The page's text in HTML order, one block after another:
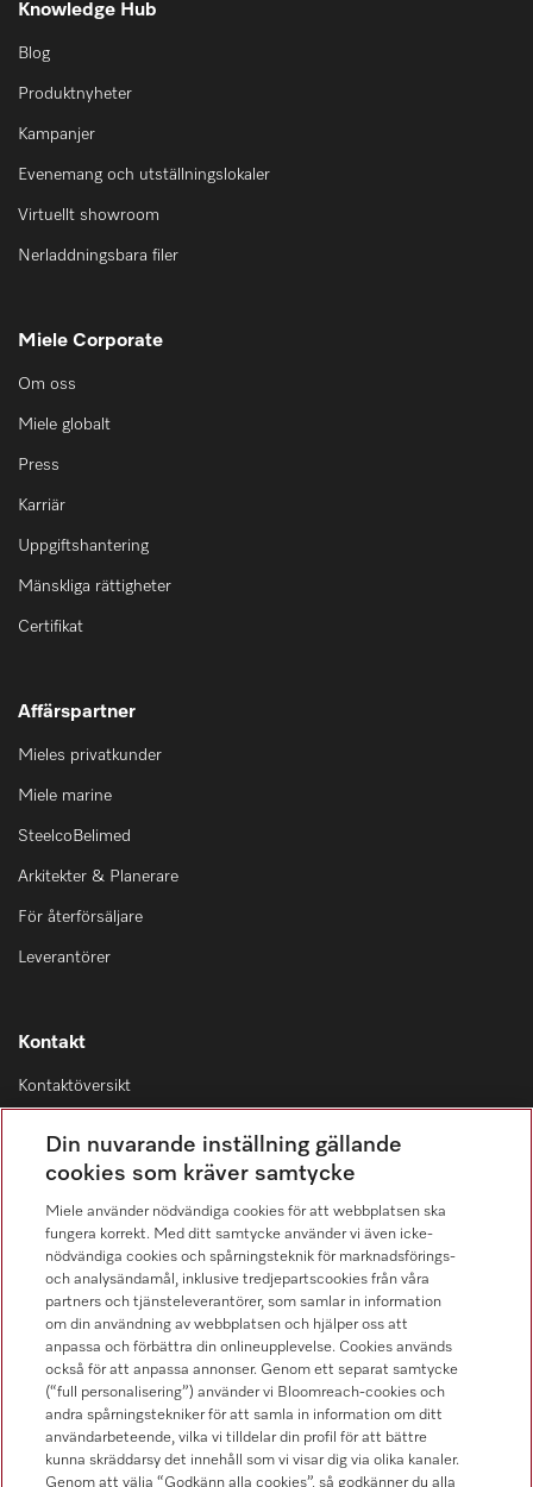
Knowledge Hub
Blog
Produktnyheter
Kampanjer
Evenemang och utställningslokaler
Virtuellt showroom
Nerladdningsbara filer
Miele Corporate
Om oss
Miele globalt
Press
Karriär
Uppgiftshantering
Mänskliga rättigheter
Certifikat
Affärspartner
Mieles privatkunder
Miele marine
SteelcoBelimed
Arkitekter & Planerare
För återförsäljare
Leverantörer
Kontakt
Kontaktöversikt
08-562 29 800
Hitta återförsäljare
Följ Miele Professional
Din nuvarande inställning gällande
cookies som kräver samtycke
Miele använder nödvändiga cookies för att webbplatsen ska
fungera korrekt. Med ditt samtycke använder vi även icke-
nödvändiga cookies och spårningsteknik för marknadsförings-
och analysändamål, inklusive tredjepartscookies från våra
partners och tjänsteleverantörer, som samlar in information
om din användning av webbplatsen och hjälper oss att
anpassa och förbättra din onlineupplevelse. Cookies används
också för att anpassa annonser. Genom ett separat samtycke
(“full personalisering”) använder vi Bloomreach-cookies och
andra spårningstekniker för att samla in information om ditt
användarbeteende, vilka vi tilldelar din profil för att bättre
kunna skräddarsy det innehåll som vi visar dig via olika kanaler.
Genom att välja “Godkänn alla cookies”, så godkänner du alla